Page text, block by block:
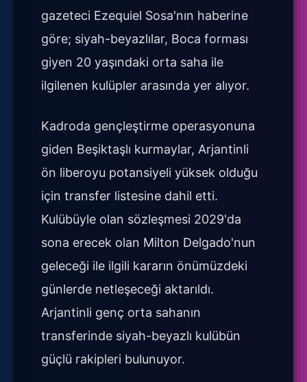
gazeteci Ezequiel Sosa'nın haberine
göre; siyah-beyazlılar, Boca forması
giyen 20 yaşındaki orta saha ile
ilgilenen kulüpler arasında yer alıyor.
Kadroda gençleştirme operasyonuna
giden Beşiktaşlı kurmaylar, Arjantinli
ön liberoyu potansiyeli yüksek olduğu
için transfer listesine dahil etti.
Kulübüyle olan sözleşmesi 2029'da
sona erecek olan Milton Delgado'nun
geleceği ile ilgili kararın önümüzdeki
günlerde netleşeceği aktarıldı.
Arjantinli genç orta sahanın
transferinde siyah-beyazlı kulübün
güçlü rakipleri bulunuyor.